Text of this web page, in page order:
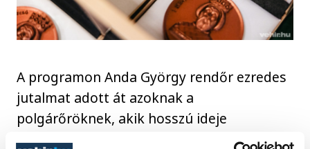
A programon Anda György rendőr ezredes
jutalmat adott át azoknak a
polgárőröknek, akik hosszú ideje
kiemelkedő szorgalommal látják el